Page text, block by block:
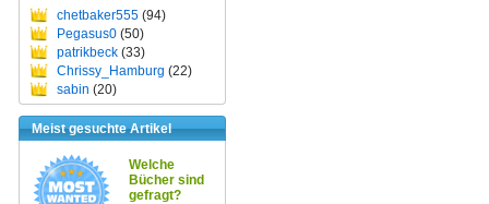
chetbaker555 (94)
Pegasus0 (50)
patrikbeck (33)
Chrissy_Hamburg (22)
sabin (20)
Meist gesuchte Artikel
Welche
Bücher sind
gefragt?